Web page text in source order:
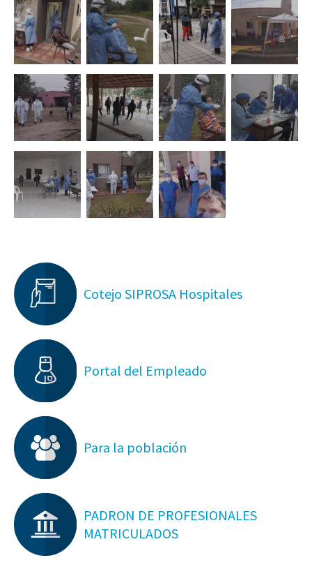
Cotejo SIPROSA Hospitales
Portal del Empleado
Para la población
PADRON DE PROFESIONALES
MATRICULADOS